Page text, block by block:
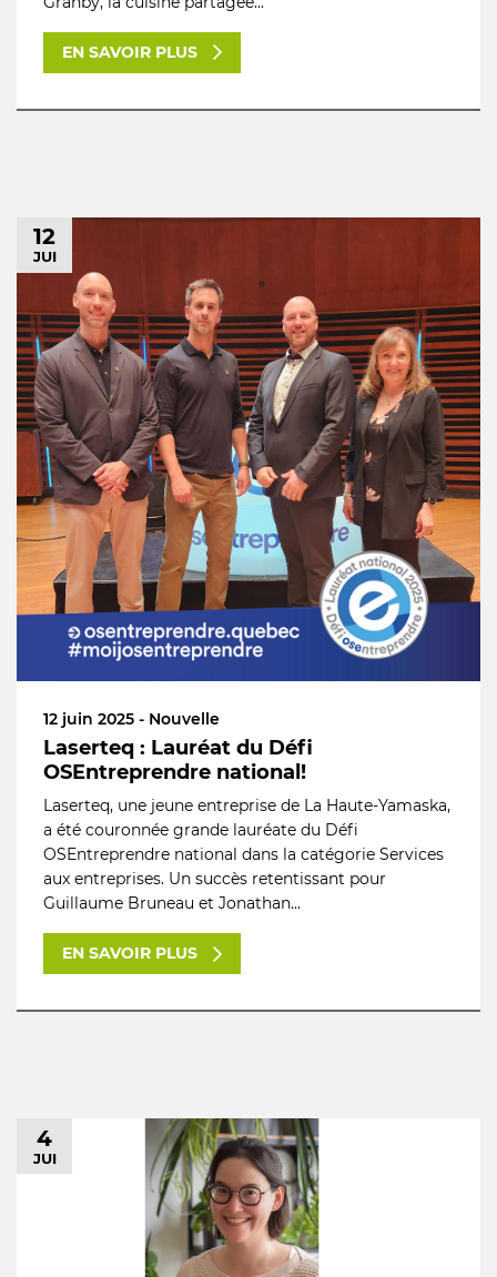
EN SAVOIR PLUS
12
JUI
12 juin 2025 - Nouvelle
Laserteq : Lauréat du Défi
OSEntreprendre national!
Laserteq, une jeune entreprise de La Haute-Yamaska,
a été couronnée grande lauréate du Défi
OSEntreprendre national dans la catégorie Services
aux entreprises. Un succès retentissant pour
Guillaume Bruneau et Jonathan...
EN SAVOIR PLUS
4
JUI